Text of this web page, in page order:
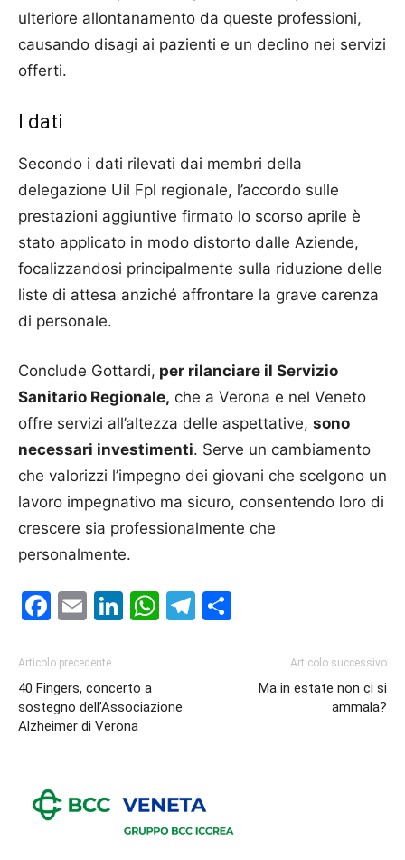
ulteriore allontanamento da queste professioni,
causando disagi ai pazienti e un declino nei servizi
offerti.
I dati
Secondo i dati rilevati dai membri della
delegazione Uil Fpl regionale, l’accordo sulle
prestazioni aggiuntive firmato lo scorso aprile è
stato applicato in modo distorto dalle Aziende,
focalizzandosi principalmente sulla riduzione delle
liste di attesa anziché affrontare la grave carenza
di personale.
Conclude Gottardi, per rilanciare il Servizio
Sanitario Regionale, che a Verona e nel Veneto
offre servizi all’altezza delle aspettative, sono
necessari investimenti. Serve un cambiamento
che valorizzi l’impegno dei giovani che scelgono un
lavoro impegnativo ma sicuro, consentendo loro di
crescere sia professionalmente che
personalmente.
Facebook
EmailLinkedIn
WhatsApp
Telegram
Articolo precedente
40 Fingers, concerto a
sostegno dell’Associazione
Alzheimer di Verona
Articolo successivo
Ma in estate non ci si
ammala?